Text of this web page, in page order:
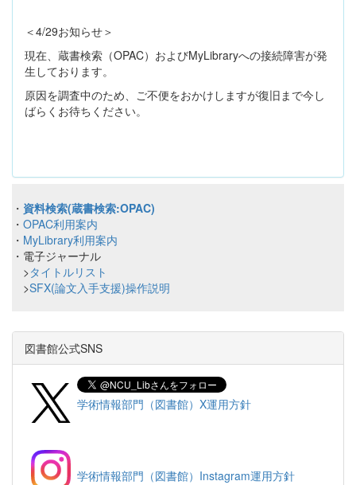
＜4/29お知らせ＞
現在、蔵書検索（OPAC）およびMyLibraryへの接続障害が発
生しております。
原因を調査中のため、ご不便をおかけしますが復旧まで今し
ばらくお待ちください。
・ 資料検索(蔵書検索:OPAC)
・ OPAC利用案内
・ MyLibrary利用案内
・電子ジャーナル
>タイトルリスト
>SFX(論文入手支援)操作説明
図書館公式SNS
学術情報部門（図書館）X運用方針
学術情報部門（図書館）Instagram運用方針